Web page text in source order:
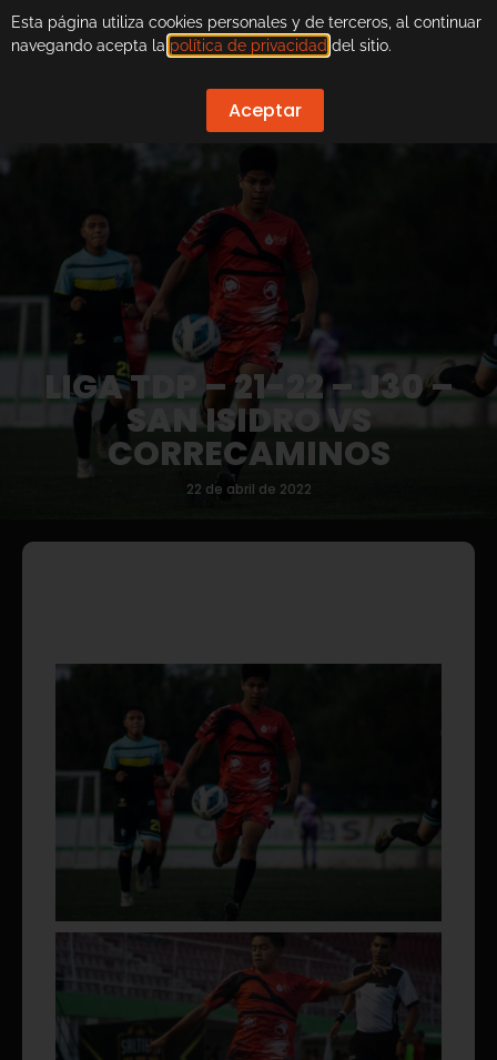
LIGA TDP – 21-22 – J30 –
SAN ISIDRO VS
CORRECAMINOS
22 de abril de 2022
Esta página utiliza cookies personales y de terceros, al continuar
navegando acepta la política de privacidad del sitio.
Aceptar